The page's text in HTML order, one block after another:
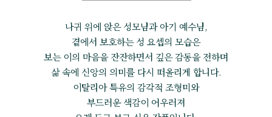
나귀 위에 앉은 성모님과 아기 예수님,
곁에서 보호하는 성 요셉의 모습은
보는 이의 마음을 잔잔하면서 깊은 감동을 전하며
삶 속에 신앙의 의미를 다시 떠올리게 합니다.
이탈리아 특유의 감각적 조형미와
부드러운 색감이 어우러져